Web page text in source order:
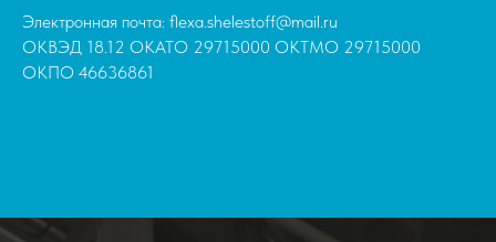
Электронная почта: flexa.shelestoff@mail.ru
ОКВЭД 18.12 ОКАТО 29715000 ОКТМО 29715000
ОКПО 46636861